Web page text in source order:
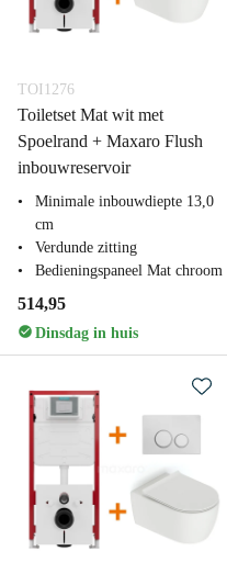
TOI1276
Toiletset Mat wit met
Spoelrand + Maxaro Flush
inbouwreservoir
Minimale inbouwdiepte 13,0
cm
Verdunde zitting
Bedieningspaneel Mat chroom
514,95
Dinsdag in huis